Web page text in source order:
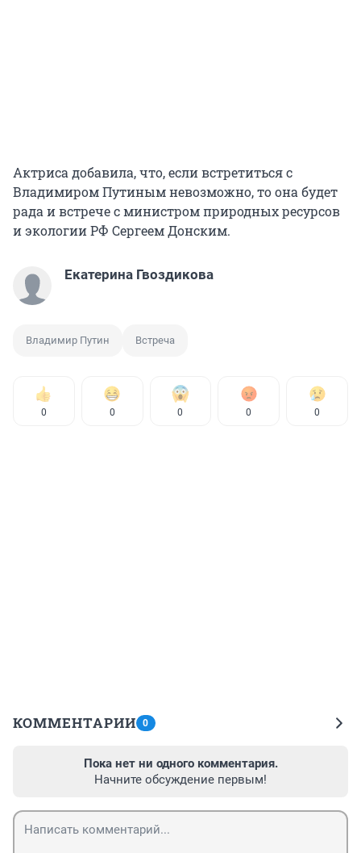
Актриса добавила, что, если встретиться с
Владимиром Путиным невозможно, то она будет
рада и встрече с министром природных ресурсов
и экологии РФ Сергеем Донским.
Екатерина Гвоздикова
Владимир Путин Встреча
0 0 0 0 0
КОММЕНТАРИИ 0
Пока нет ни одного комментария.
Начните обсуждение первым!